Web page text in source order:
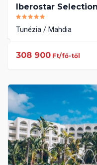
Iberostar
Tunézia Mahdia
308 900 Ft/fő-től